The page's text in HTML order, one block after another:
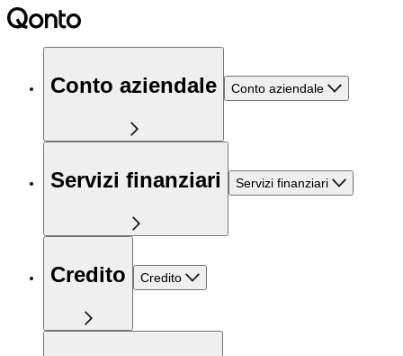
Conto aziendale Conto aziendale
Servizi finanziari Servizi finanziari
Credito Credito